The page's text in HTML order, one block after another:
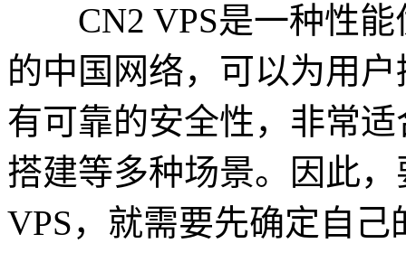
CN2 VPS是一种性能
的中国网络，可以为用
有可靠的安全性，非常
搭建等多种场景。因此
VPS，就需要先确定自